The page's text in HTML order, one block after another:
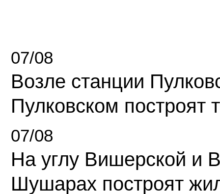
07/08
Возле станции
Пулковском построят
07/08
На углу Вишерской и
Шушарах построят